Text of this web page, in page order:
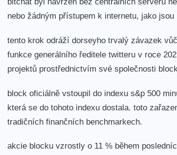
nebo žádným přístupem k internetu, jako
tento krok odráží dorseyho trvalý závazek
funkce generálního ředitele twitteru v roce
projektů prostřednictvím své společnosti
block oficiálně vstoupil do indexu s&p 500
která se do tohoto indexu dostala. toto
tradičních finančních benchmarkech.
akcie blocku vzrostly o 11 % během